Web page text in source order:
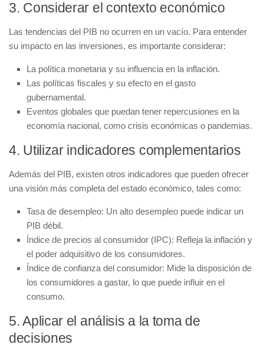
3. Considerar el contexto económico
Las tendencias del PIB no ocurren en un vacío. Para entender
su impacto en las inversiones, es importante considerar:
La política monetaria y su influencia en la inflación.
Las políticas fiscales y su efecto en el gasto
gubernamental.
Eventos globales que puedan tener repercusiones en la
economía nacional, como crisis económicas o pandemias.
4. Utilizar indicadores complementarios
Además del PIB, existen otros indicadores que pueden ofrecer
una visión más completa del estado económico, tales como:
Tasa de desempleo: Un alto desempleo puede indicar un
PIB débil.
Índice de precios al consumidor (IPC): Refleja la inflación y
el poder adquisitivo de los consumidores.
Índice de confianza del consumidor: Mide la disposición de
los consumidores a gastar, lo que puede influir en el
consumo.
5.Aplicar el análisis a la toma de
decisiones